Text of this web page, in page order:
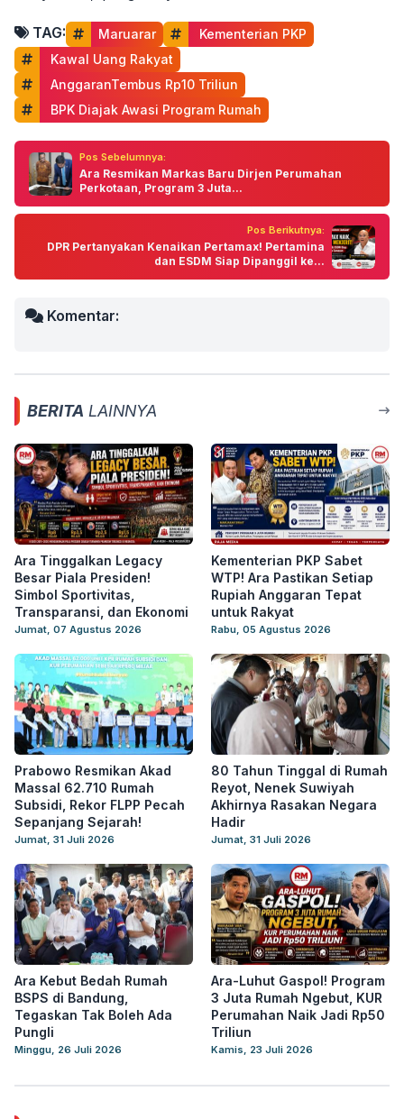
TAG: Maruarar
Kementerian PKP
Kawal Uang Rakyat
AnggaranTembus Rp10 Triliun
BPK Diajak Awasi Program Rumah
Pos Sebelumnya:
Ara Resmikan Markas Baru Dirjen Perumahan
Perkotaan, Program 3 Juta...
Pos Berikutnya:
DPR Pertanyakan Kenaikan Pertamax! Pertamina
dan ESDM Siap Dipanggil ke...
Komentar:
BERITA LAINNYA
Ara Tinggalkan Legacy
Besar Piala Presiden!
Simbol Sportivitas,
Transparansi, dan Ekonomi
Jumat, 07 Agustus 2026
Kementerian PKP Sabet
WTP! Ara Pastikan Setiap
Rupiah Anggaran Tepat
untuk Rakyat
Rabu, 05 Agustus 2026
Prabowo Resmikan Akad
Massal 62.710 Rumah
Subsidi, Rekor FLPP Pecah
Sepanjang Sejarah!
Jumat, 31 Juli 2026
80 Tahun Tinggal di Rumah
Reyot, Nenek Suwiyah
Akhirnya Rasakan Negara
Hadir
Jumat, 31 Juli 2026
Ara Kebut Bedah Rumah
BSPS di Bandung,
Tegaskan Tak Boleh Ada
Pungli
Minggu, 26 Juli 2026
Ara-Luhut Gaspol! Program
3 Juta Rumah Ngebut, KUR
Perumahan Naik Jadi Rp50
Triliun
Kamis, 23 Juli 2026